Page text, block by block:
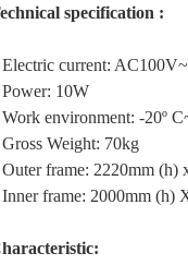
specification :
current:
10W
environment: -20º
Weight: 70kg
frame: 2220mm
frame: 2000mm (h)